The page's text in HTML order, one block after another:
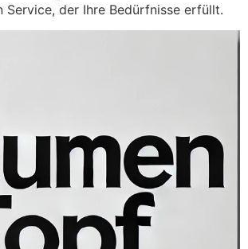
Service, der Ihre Bedürfnisse erfüllt.